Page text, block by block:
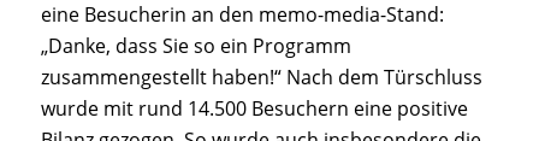
eine Besucherin an den memo-media-Stand:
„Danke, dass Sie so ein Programm
zusammengestellt haben!“ Nach dem Türschluss
wurde mit rund 14.500 Besuchern eine positive